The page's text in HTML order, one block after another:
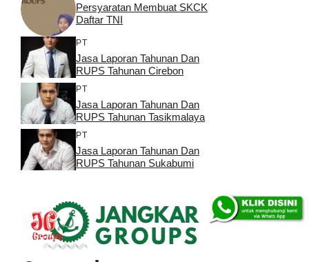
Persyaratan Membuat SKCK
Daftar TNI
PT
Jasa Laporan Tahunan Dan
RUPS Tahunan Cirebon
PT
Jasa Laporan Tahunan Dan
RUPS Tahunan Tasikmalaya
PT
Jasa Laporan Tahunan Dan
RUPS Tahunan Sukabumi